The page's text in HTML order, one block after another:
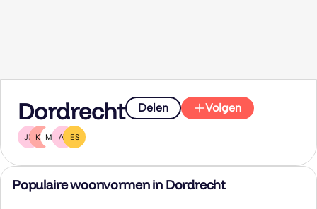
Dordrecht Delen Volgen
JD KT MH AV ES
Populaire woonvormen in Dordrecht